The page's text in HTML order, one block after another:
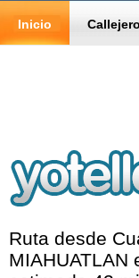
Inicio Callejero
Ruta desde
MIAHUATLAN